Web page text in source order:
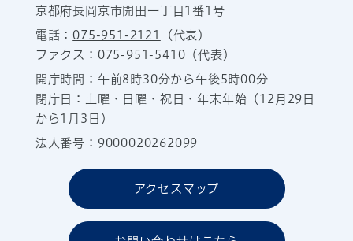
京都府長岡京市開田一丁目1番1号
電話：075-951-2121
（代表）
ファクス：075-951-5410（代表）
開庁時間：午前8時30分から午後5時00分
閉庁日：土曜・日曜・祝日・年末年始（12月29日
から1月3日）
法人番号：9000020262099
アクセスマップ